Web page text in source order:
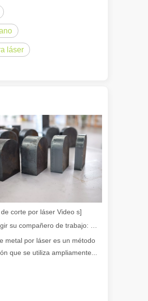
para cortar material en formas y
de alta tecnología para la
láser
corte por láser Video s]
Cómo elegir su compañero de trabajo: máquina de corte por láser
metal por láser es un método
que se utiliza ampliamente...